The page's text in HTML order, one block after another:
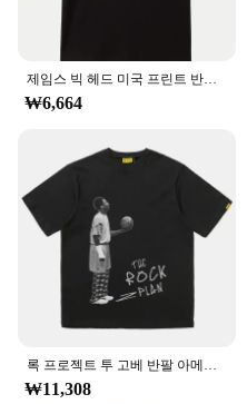
제임스 빅 헤드 미국 프린트 반팔 루즈 티셔츠, 남성 의류, 오버사이즈 스포츠 농구 저지, 타이드 그래픽 티셔츠
₩6,664
록 프로젝트 투 고베 반팔 아메리칸 레트로 빈티지 농구 셔츠, 크루넥, 편안한 캐주얼 티셔츠, Y2K 남녀공용
₩11,308